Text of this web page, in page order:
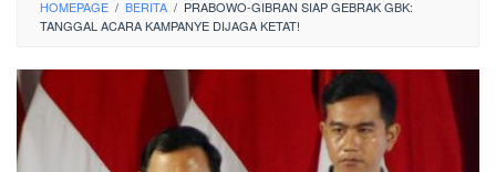
HOMEPAGE / BERITA / PRABOWO-GIBRAN SIAP GEBRAK GBK:
TANGGAL ACARA KAMPANYE DIJAGA KETAT!